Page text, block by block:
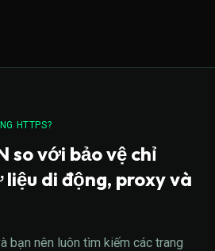
HTTPS?
so với bảo vệ chỉ
di động, proxy và
bạn nên luôn tìm kiếm các trang